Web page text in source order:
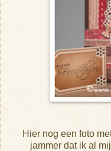
Hier nog een foto
jammer dat ik al